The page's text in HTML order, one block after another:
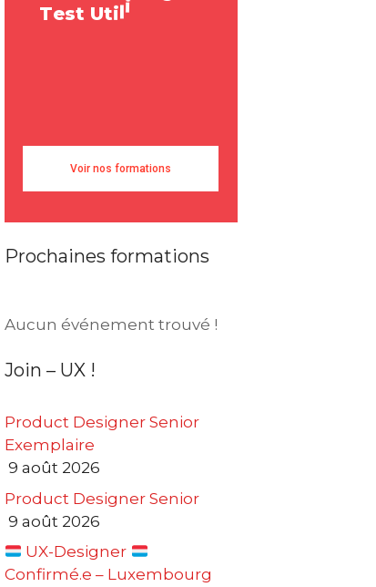
Test Utili
s
Voir nos formations
Prochaines formations
Aucun événement trouvé !
Join – UX !
Product Designer Senior
Exemplaire
9 août 2026
Product Designer Senior
9 août 2026
UX-Designer
Confirmé.e – Luxembourg